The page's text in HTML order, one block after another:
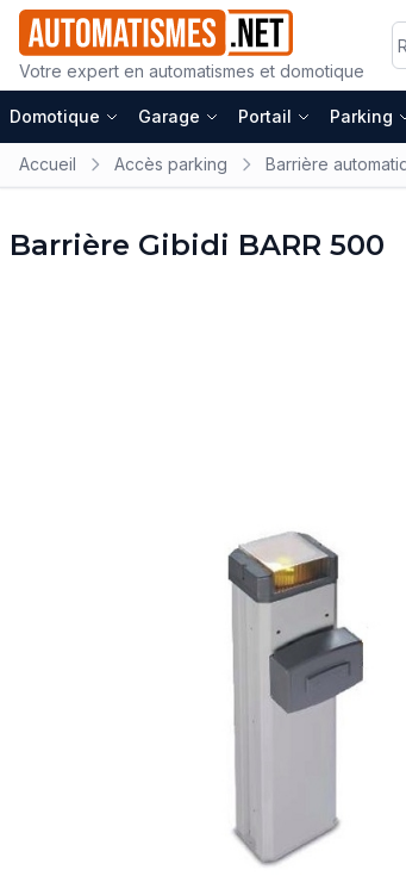
Votre expert en automatismes et domotique
Domotique Garage Portail Parking
Accueil Accès parking Barrière
Barrière Gibidi BARR 500